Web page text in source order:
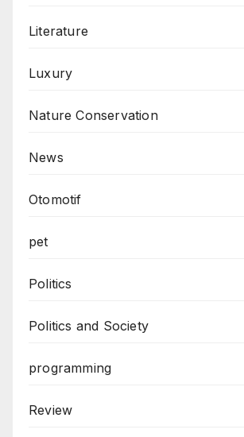
Literature
Luxury
Nature Conservation
News
Otomotif
pet
Politics
Politics and Society
programming
Review